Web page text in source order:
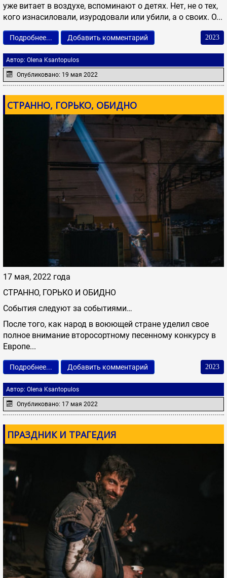
уже витает в воздухе, вспоминают о детях. Нет, не о тех,
кого изнасиловали, изуродовали или убили, а о своих. О...
Подробнее... Добавить комментарий
Автор: Olena Ksantopulos
Опубликовано: 19 мая 2022
2023
СТРАННО, ГОРЬКО, ОБИДНО
17 мая, 2022 года
СТРАННО, ГОРЬКО И ОБИДНО
События следуют за событиями…
После того, как народ в воюющей стране уделил свое
полное внимание второсортному песенному конкурсу в
Европе...
Подробнее... Добавить комментарий
Автор: Olena Ksantopulos
Опубликовано: 17 мая 2022
2023
ПРАЗДНИК И ТРАГЕДИЯ